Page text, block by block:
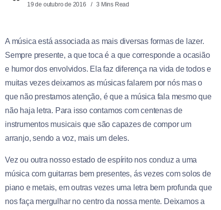
19 de outubro de 2016 3 Mins Read
A música está associada as mais diversas formas de lazer.
Sempre presente, a que toca é a que corresponde a ocasião
e humor dos envolvidos. Ela faz diferença na vida de todos e
muitas vezes deixamos as músicas falarem por nós mas o
que não prestamos atenção, é que a música fala mesmo que
não haja letra. Para isso contamos com centenas de
instrumentos musicais que são capazes de compor um
arranjo, sendo a voz, mais um deles.
Vez ou outra nosso estado de espírito nos conduz a uma
música com guitarras bem presentes, ás vezes com solos de
piano e metais, em outras vezes uma letra bem profunda que
nos faça mergulhar no centro da nossa mente. Deixamos a